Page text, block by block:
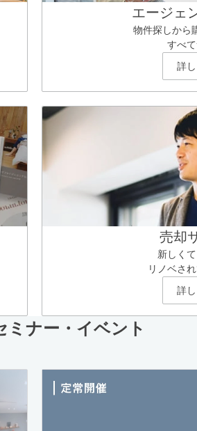
エージェ
物件探しから
すべ
詳
売却
新しく
リノベさ
詳
ミナー・イベント